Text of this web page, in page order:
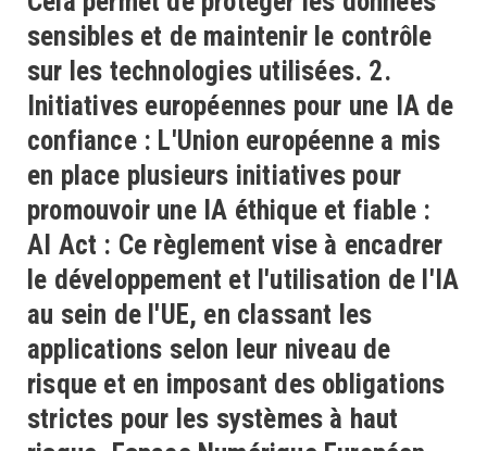
sensibles et de maintenir le contrôle
sur les technologies utilisées. 2.
Initiatives européennes pour une IA de
confiance : L'Union européenne a mis
en place plusieurs initiatives pour
promouvoir une IA éthique et fiable :
AI Act : Ce règlement vise à encadrer
le développement et l'utilisation de l'IA
au sein de l'UE, en classant les
applications selon leur niveau de
risque et en imposant des obligations
strictes pour les systèmes à haut